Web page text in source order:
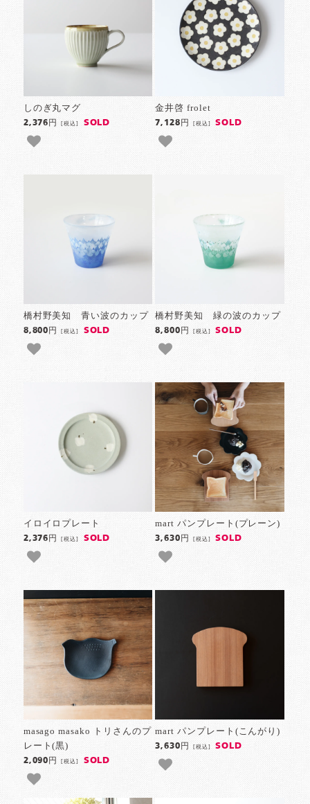
しのぎ丸マグ
2,376円[税込] SOLD
金井啓 frolet
7,128円 [税込] SOLD
橋村野美知 青い波のカップ
8,800円[税込] SOLD
橋村野美知 緑の波のカップ
8,800円 [税込] SOLD
イロイロプレート
2,376円[税込] SOLD
mart パンプレート(プレーン)
3,630円 [税込] SOLD
masago masako トリさんのプ
レート(黒)
2,090円[税込] SOLD
mart パンプレート(こんがり)
3,630円 [税込] SOLD